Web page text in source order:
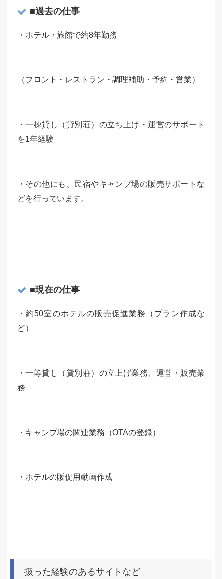
■過去の仕事
・ホテル・旅館で約8年勤務
（フロント・レストラン・調理補助・予約・営業）
・一棟貸し（貸別荘）の立ち上げ・運営のサポート
を1年経験
・その他にも、民宿やキャンプ場の販売サポートな
どを行っています。
■現在の仕事
・約50室のホテルの販売促進業務（プラン作成な
ど）
・一等貸し（貸別荘）の立上げ業務、運営・販売業
務
・キャンプ場の関連業務（OTAの登録）
・ホテルの販促用動画作成
扱った経験のあるサイトなど